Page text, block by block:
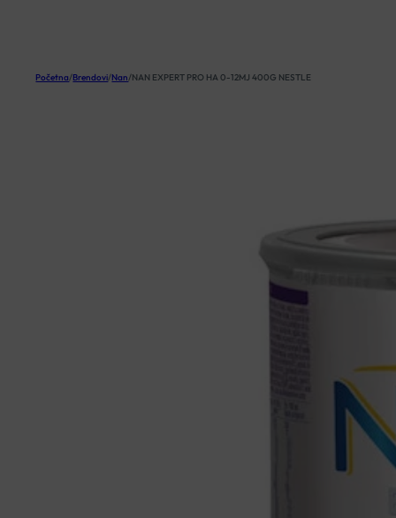
Početna/Brendovi/Nan/NAN EXPERT PRO HA 0-12MJ 400G NESTLE